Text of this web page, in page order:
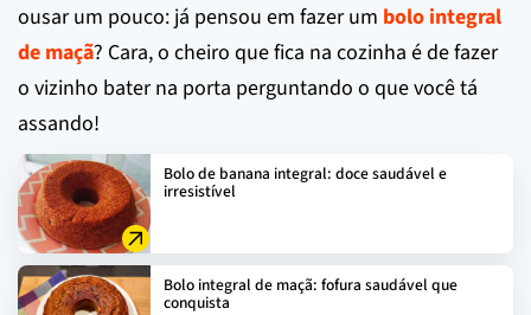
ousar um pouco: já pensou em fazer um bolo integral
de maçã? Cara, o cheiro que fica na cozinha é de fazer
o vizinho bater na porta perguntando o que você tá
assando!
Bolo de banana integral: doce saudável e
irresistível
Bolo integral de maçã: fofura saudável que
conquista